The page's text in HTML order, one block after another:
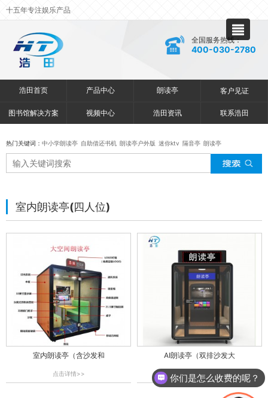
十五年专注娱乐产品
全国服务热线：
400-030-2780
浩田首页 产品中心 朗读亭 客户见证
图书馆解决方案 视频中心 浩田资讯 联系浩田
热门关键词： 中小学朗读亭 自助借还书机 朗读亭户外版 迷你ktv 隔音亭 朗读亭
室内朗读亭(四人位)
室内朗读亭（含沙发和
点击详情>>
AI朗读亭（双排沙发大
点击详情>>
你们是怎么收费的呢？